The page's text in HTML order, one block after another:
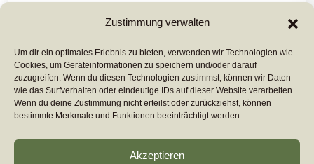
Zustimmung verwalten
Um dir ein optimales Erlebnis zu bieten, verwenden wir Technologien wie
Cookies, um Geräteinformationen zu speichern und/oder darauf
zuzugreifen. Wenn du diesen Technologien zustimmst, können wir Daten
wie das Surfverhalten oder eindeutige IDs auf dieser Website verarbeiten.
Wenn du deine Zustimmung nicht erteilst oder zurückziehst, können
bestimmte Merkmale und Funktionen beeinträchtigt werden.
Akzeptieren
of-assumed-security/ London, 5 April 2026
Mehr Lesen ...